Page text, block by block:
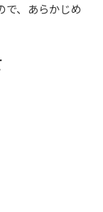
で、あらかじめ